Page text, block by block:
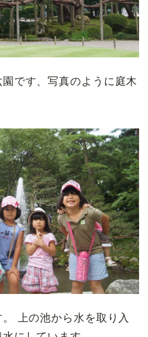
です、写真のように庭木
上の池から水を取り入